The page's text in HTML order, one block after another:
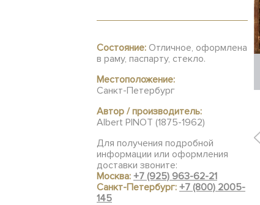
Состояние: Отличное, оформлена
в раму, паспарту, стекло.
Местоположение:
Санкт-Петербург
Автор / производитель:
Albert PINOT (1875-1962)
Для получения подробной
информации или оформления
доставки звоните:
Москва: +7 (925) 963-62-21
Санкт-Петербург: +7 (800) 2005-
145